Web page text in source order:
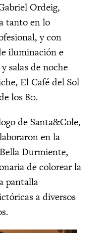
Ordeig,
tanto en lo
y con
iluminación e
salas de noche
El Café del Sol
los 80.
de Santa&Cole,
en la
Durmiente,
de colorear la
pantalla
a diversos